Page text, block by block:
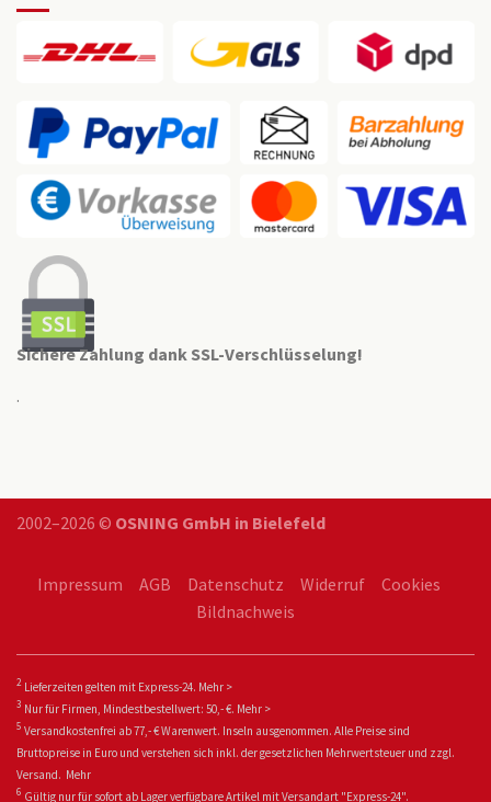
Sichere Zahlung dank SSL-Verschlüsselung!
.
2002–2026 © OSNING GmbH in Bielefeld
Impressum AGB Datenschutz Widerruf
Cookies
Bildnachweis
2 Lieferzeiten gelten mit Express-24. Mehr >
3 Nur für Firmen, Mindestbestellwert: 50,- €. Mehr >
5 Versandkostenfrei ab 77,- € Warenwert. Inseln ausgenommen. Alle Preise sind
Bruttopreise in Euro und verstehen sich inkl. der gesetzlichen Mehrwertsteuer und zzgl.
Versand. Mehr
6 Gültig nur für sofort ab Lager verfügbare Artikel mit Versandart "Express-24".